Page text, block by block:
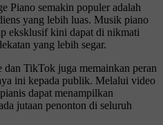
Piano semakin populer adalah
yang lebih luas. Musik piano
eksklusif kini dapat di nikmati
yang lebih segar.
dan TikTok juga memainkan peran
ini kepada publik. Melalui video
dapat menampilkan
jutaan penonton di seluruh